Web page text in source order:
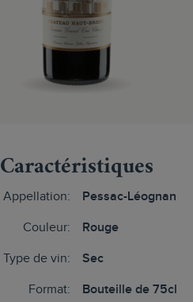
Caractéristiques
Appellation: Pessac-Léognan
Couleur: Rouge
Type de vin: Sec
Format: Bouteille de 75cl